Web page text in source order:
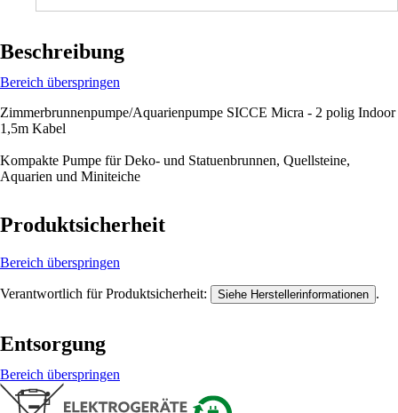
Beschreibung
Bereich überspringen
Zimmerbrunnenpumpe/Aquarienpumpe SICCE Micra - 2 polig Indoor
1,5m Kabel
Kompakte Pumpe für Deko- und Statuenbrunnen, Quellsteine,
Aquarien und Miniteiche
Produktsicherheit
Bereich überspringen
Verantwortlich für Produktsicherheit: Siehe Herstellerinformationen .
Entsorgung
Bereich überspringen